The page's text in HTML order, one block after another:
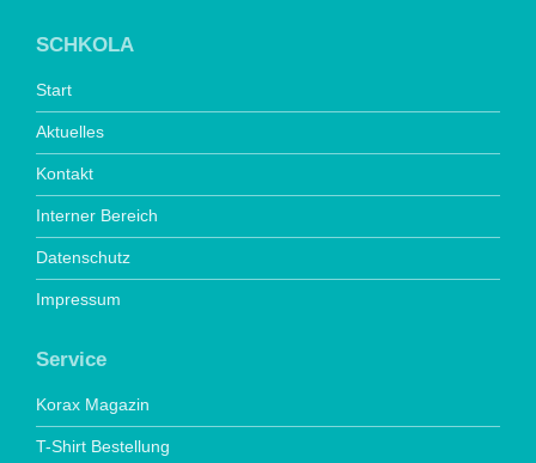
SCHKOLA
Start
Aktuelles
Kontakt
Interner Bereich
Datenschutz
Impressum
Service
Korax Magazin
T-Shirt Bestellung